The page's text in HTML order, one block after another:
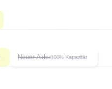
Neuer Akku100% Kapazität